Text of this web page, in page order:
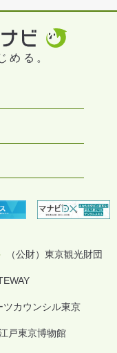
める。
（公財）東京観光財団
ツカウンシル東京
戸東京博物館